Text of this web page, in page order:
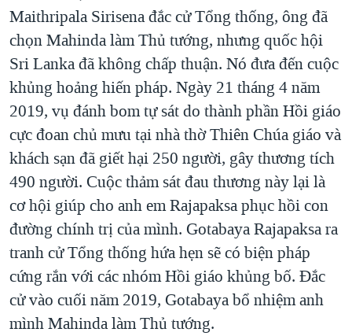
Maithripala Sirisena đắc cử Tổng thống, ông đã
chọn Mahinda làm Thủ tướng, nhưng quốc hội
Sri Lanka đã không chấp thuận. Nó đưa đến cuộc
khủng hoảng hiến pháp. Ngày 21 tháng 4 năm
2019, vụ đánh bom tự sát do thành phần Hồi giáo
cực đoan chủ mưu tại nhà thờ Thiên Chúa giáo và
khách sạn đã giết hại 250 người, gây thương tích
490 người. Cuộc thảm sát đau thương này lại là
cơ hội giúp cho anh em Rajapaksa phục hồi con
đường chính trị của mình. Gotabaya Rajapaksa ra
tranh cử Tổng thống hứa hẹn sẽ có biện pháp
cứng rắn với các nhóm Hồi giáo khủng bố. Đắc
cử vào cuối năm 2019, Gotabaya bổ nhiệm anh
mình Mahinda làm Thủ tướng.